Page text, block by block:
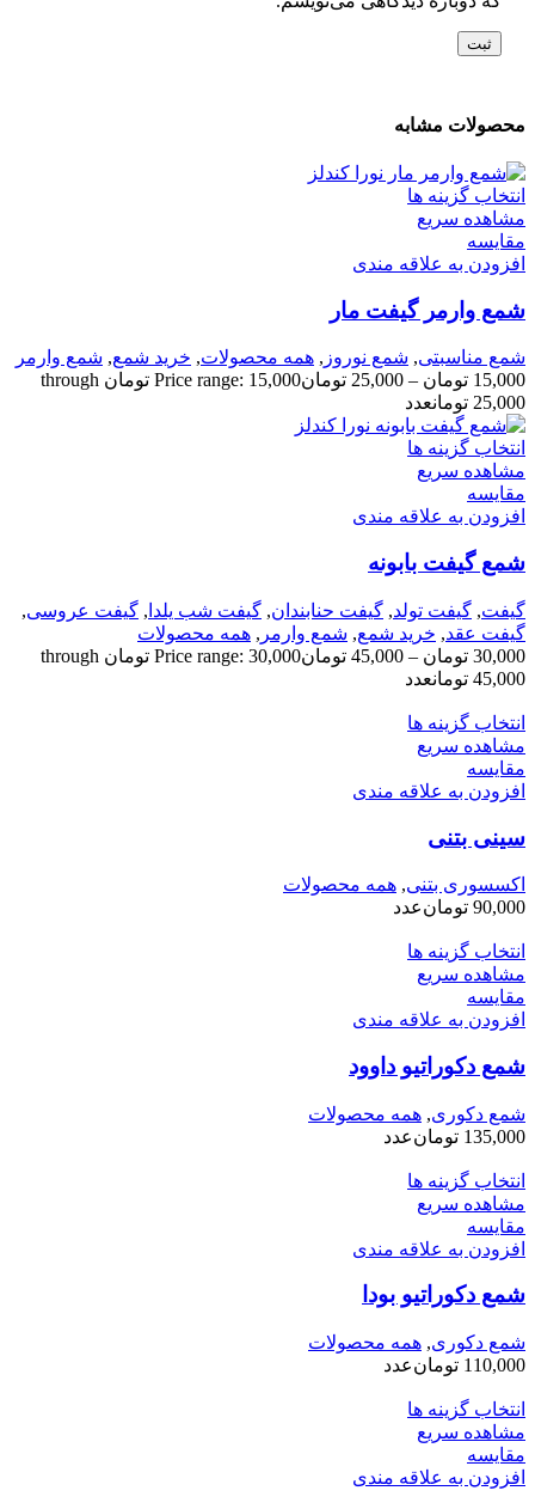
محصولات مشابه
انتخاب گزینه ها
مشاهده سریع
مقایسه
افزودن به علاقه مندی
شمع وارمر گیفت مار
شمع مناسبتی, شمع نوروز , همه محصولات, خرید شمع, شمع وارمر
15,000 تومان –
25,000 تومان
Price range: 15,000 تومان through
25,000 تومان
عدد
انتخاب گزینه ها
مشاهده سریع
مقایسه
افزودن به علاقه مندی
شمع گیفت بابونه
گیفت, گیفت تولد, گیفت حنابندان, گیفت شب یلدا , گیفت عروسی,
گیفت عقد, خرید شمع, شمع وارمر , همه محصولات
30,000 تومان –
45,000 تومان
Price range: 30,000 تومان through
45,000 تومان
عدد
انتخاب گزینه ها
مشاهده سریع
مقایسه
افزودن به علاقه مندی
سینی بتنی
اکسسوری بتنی, همه محصولات
90,000 تومانعدد
انتخاب گزینه ها
مشاهده سریع
مقایسه
افزودن به علاقه مندی
شمع دکوراتیو داوود
شمع دکوری, همه محصولات
135,000 تومانعدد
انتخاب گزینه ها
مشاهده سریع
مقایسه
افزودن به علاقه مندی
شمع دکوراتیو بودا
شمع دکوری, همه محصولات
110,000 تومانعدد
انتخاب گزینه ها
مشاهده سریع
مقایسه
افزودن به علاقه مندی